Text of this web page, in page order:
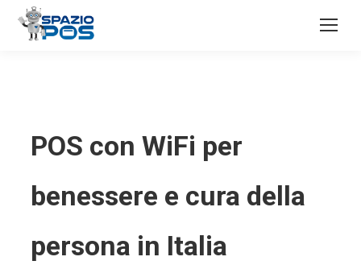
POS con WiFi per
benessere e cura della
persona in Italia